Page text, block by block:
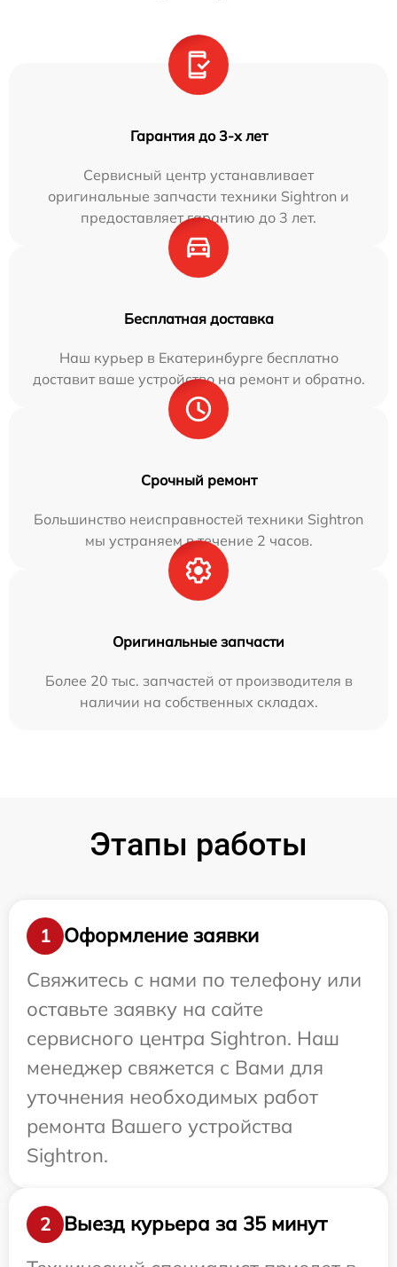
Гарантия до 3-х лет
Сервисный центр устанавливает
оригинальные запчасти техники Sightron и
предоставляет гарантию до 3 лет.
Бесплатная доставка
Наш курьер в Екатеринбурге бесплатно
доставит ваше устройство на ремонт и обратно.
Срочный ремонт
Большинство неисправностей техники Sightron
мы устраняем в течение 2 часов.
Оригинальные запчасти
Более 20 тыс. запчастей от производителя в
наличии на собственных складах.
Этапы работы
1
Оформление заявки
Свяжитесь с нами по телефону или
оставьте заявку на сайте
сервисного центра Sightron. Наш
менеджер свяжется с Вами для
уточнения необходимых работ
ремонта Вашего устройства
Sightron.
2
Выезд курьера за 35 минут